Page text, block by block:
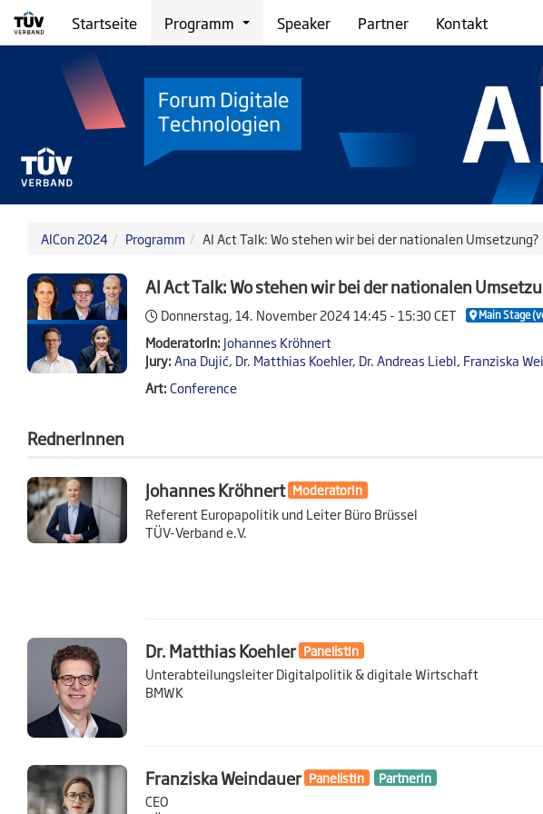
Startseite Programm Speaker Partner Kontakt
AICon 2024 Programm AI Act Talk: Wo stehen wir bei der nationalen Umsetzung?
AI Act Talk: Wo stehen wir bei der nationalen
Donnerstag, 14. November 202414:45 - 15:30 CET Main Stage
ModeratorIn: Johannes Kröhnert
Jury:Ana Dujić, Dr. Matthias Koehler, Dr. Andreas Liebl, Franziska
Art:Conference
RednerInnen
Johannes Kröhnert ModeratorIn
Referent Europapolitik und Leiter Büro Brüssel
TÜV-Verband e.V.
Dr. Matthias Koehler PanelistIn
Unterabteilungsleiter Digitalpolitik & digitale Wirtschaft
BMWK
Franziska Weindauer PanelistIn PartnerIn
CEO